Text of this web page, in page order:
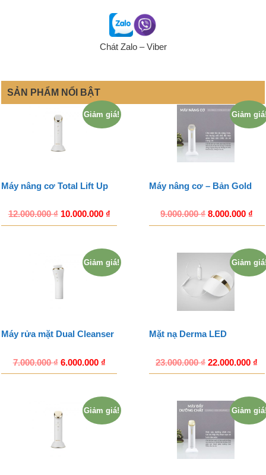
Chát Zalo – Viber
SẢN PHẨM NỔI BẬT
Giảm giá!
Máy nâng cơ Total Lift Up
12.000.000₫ 10.000.000 ₫
Giảm
Máy nâng cơ – Bản Gold
9.000.000₫ 8.000.000 ₫
Giảm giá!
Máy rửa mặt Dual Cleanser
7.000.000₫ 6.000.000 ₫
Giảm
Mặt nạ Derma LED
23.000.000₫ 22.000.000 ₫
Giảm giá! Giảm